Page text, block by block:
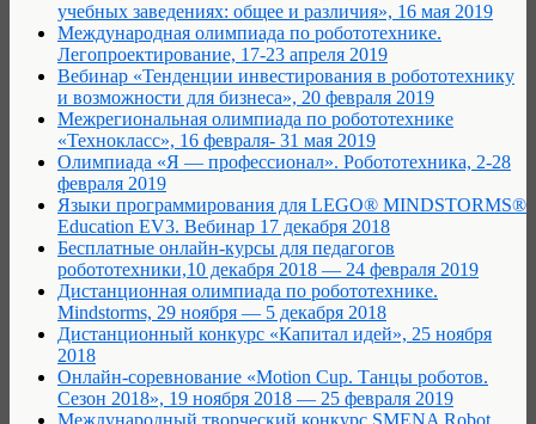
учебных заведениях: общее и различия», 16 мая 2019
Международная олимпиада по робототехнике.
Легопроектирование, 17-23 апреля 2019
Вебинар «Тенденции инвестирования в робототехнику
и возможности для бизнеса», 20 февраля 2019
Межрегиональная олимпиада по робототехнике
«Технокласс», 16 февраля- 31 мая 2019
Олимпиада «Я — профессионал». Робототехника, 2-28
февраля 2019
Языки программирования для LEGO® MINDSTORMS®
Education EV3. Вебинар 17 декабря 2018
Бесплатные онлайн-курсы для педагогов
робототехники,10 декабря 2018 — 24 февраля 2019
Дистанционная олимпиада по робототехнике.
Mindstorms, 29 ноября — 5 декабря 2018
Дистанционный конкурс «Капитал идей», 25 ноября
2018
Онлайн-соревнование «Motion Cup. Танцы роботов.
Сезон 2018», 19 ноября 2018 — 25 февраля 2019